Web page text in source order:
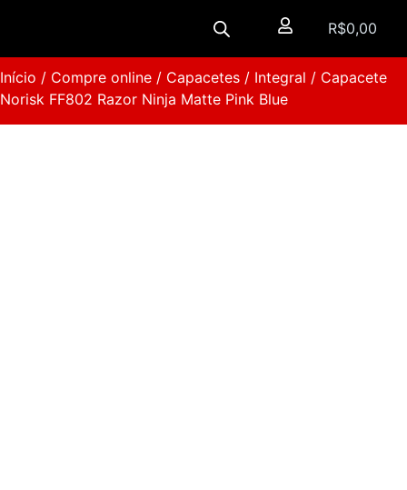
R$0,00
Início / Compre online / Capacetes / Integral / Capacete
Norisk FF802 Razor Ninja Matte Pink Blue